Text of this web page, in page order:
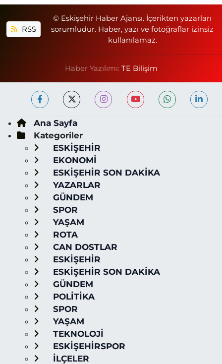
RSS
© Eskişehir Haber Ajansı. İçerikten yazarları
sorumludur. Haber, yazı ve fotoğraflar izinsiz
kullanılamaz.
Haber Yazılımı: TE Bilişim
Ana Sayfa
Kategoriler
ESKİŞEHİR
EKONOMİ
ESKİŞEHİR SON DAKİKA
YAZARLAR
GÜNDEM
SPOR
YAŞAM
ROTA
CAN DOSTLAR
ESKİŞEHİR
ESKİŞEHİR SON DAKİKA
GÜNDEM
POLİTİKA
SPOR
YAŞAM
TEKNOLOJİ
ESKİŞEHİRSPOR
İLÇELER